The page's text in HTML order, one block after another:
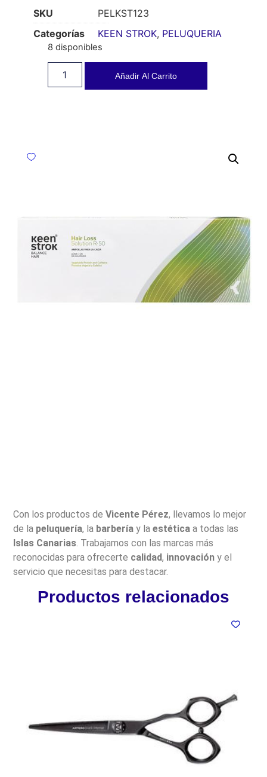
SKU
PELKST123
Categorías
KEEN STROK, PELUQUERIA
8 disponibles
Añadir Al Carrito
Con los productos deVicente Pérez, llevamos lo mejor
de la peluquería, la barbería y laestética a todas las
Islas Canarias. Trabajamos con las marcas más
reconocidas para ofrecerte calidad, innovación y el
servicio que necesitas para destacar.
Productos relacionados